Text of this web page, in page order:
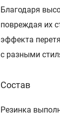
Благодаря
повреждая их
эффекта
с разными
Состав
Резинка